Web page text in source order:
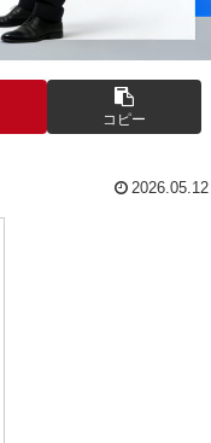
コピー
2026.05.12